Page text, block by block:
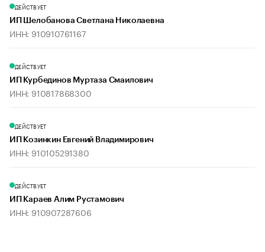
ДЕЙСТВУЕТ
ИП Шелобанова Светлана Николаевна
ИНН: 910910761167
ДЕЙСТВУЕТ
ИП Курбединов Муртаза Смаилович
ИНН: 910817868300
ДЕЙСТВУЕТ
ИП Козинкин Евгений Владимирович
ИНН: 910105291380
ДЕЙСТВУЕТ
ИП Караев Алим Рустамович
ИНН: 910907287606